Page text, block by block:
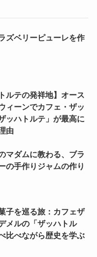
ズベリーピューレを作
ルテの発祥地】オース
ィーンでカフェ・ザッ
ッハトルテ」が最高に
由
マダムに教わる、ブラ
の手作りジャムの作り
子を巡る旅：カフェザ
メルの「ザッハトル
比べながら歴史を学ぶ